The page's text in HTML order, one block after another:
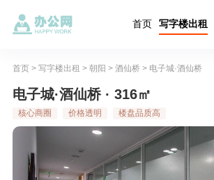
首页 写字楼出租
首页> 写字楼出租 > 朝阳 > 酒仙桥 > 电子城·酒仙桥
电子城·酒仙桥 · 316㎡
核心商圈 价格透明 楼盘品质高